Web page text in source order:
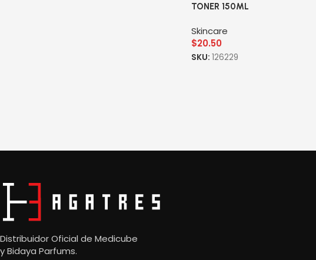
TONER 150ML
Skincare
$20.50
SKU: 126229
Distribuidor Oficial de Medicube
yBidaya Parfums.